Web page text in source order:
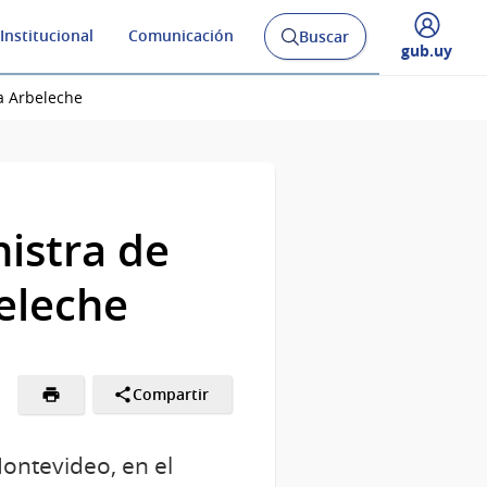
Institucional Comunicación
Abrir
buscador
Buscar
Desplegar
gub.uy
Arbeleche
de
Compartir
en el